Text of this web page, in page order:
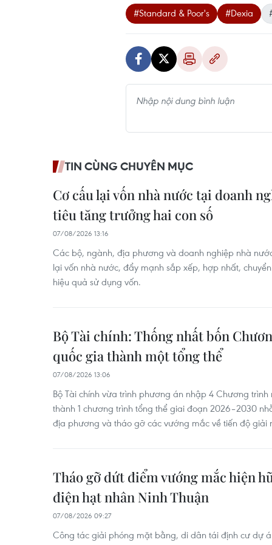
#Standard & Poor's #Dexia
TIN CÙNG CHUYÊN MỤC
Cơ cấu lại vốn nhà nước tại doanh
tiêu tăng trưởng hai con số
07/08/2026 13:16
Các bộ, ngành, địa phương và doanh nghiệp nhà
lại vốn nhà nước, đẩy mạnh sắp xếp, hợp nhất,
hiệu quả sử dụng vốn.
Bộ Tài chính: Thống nhất bốn
quốc gia thành một tổng thể
07/08/2026 13:06
Bộ Tài chính vừa trình phương án nhập 4 Chương
thành 1 chương trình tổng thể giai đoạn 2026–2030
địa phương và tháo gỡ các vướng mắc về tiến độ giải
Tháo gỡ dứt điểm vướng mắc hiện
điện hạt nhân Ninh Thuận
07/08/2026 09:27
Công tác giải phóng mặt bằng, di dân tái định cư dự